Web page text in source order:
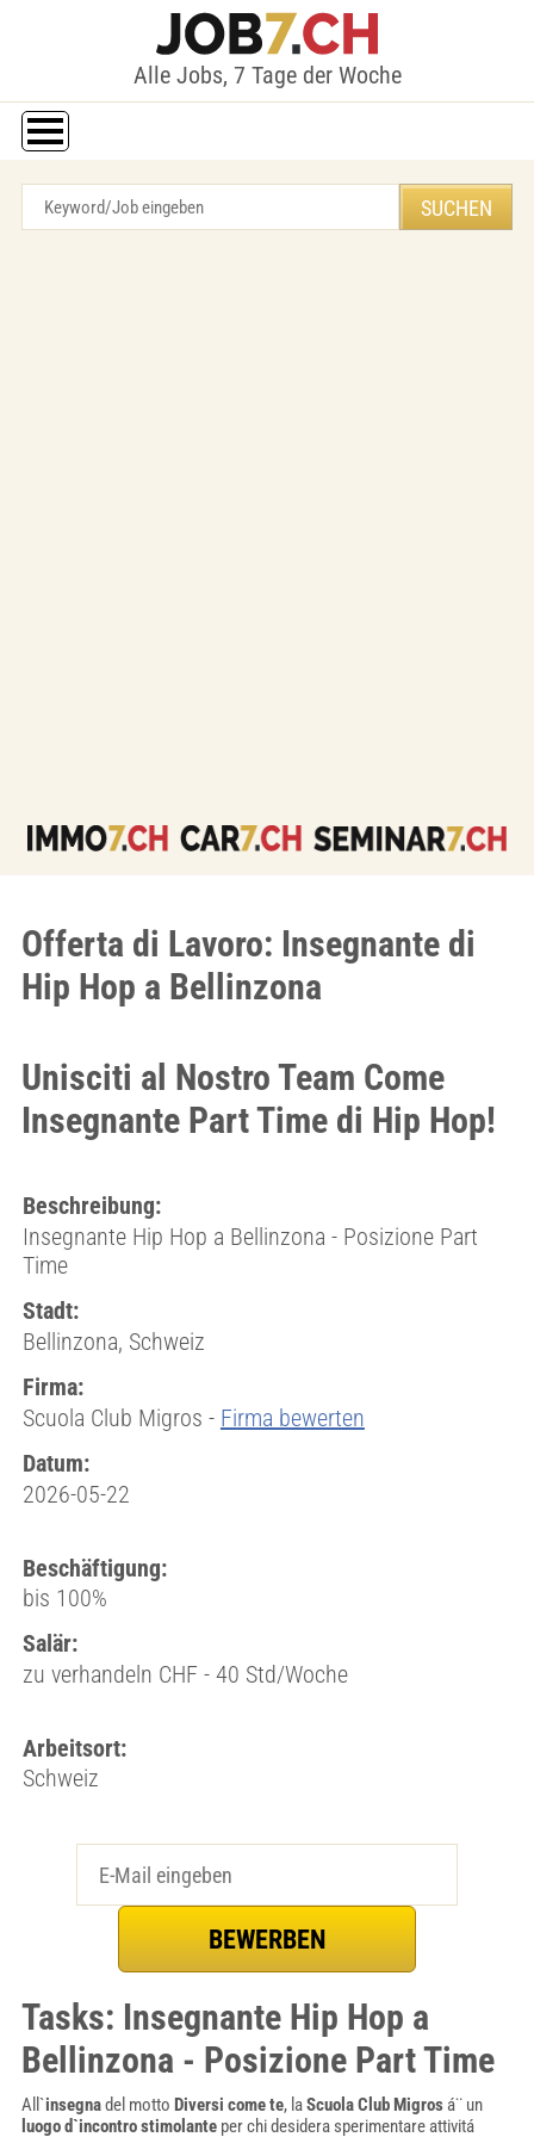
Alle Jobs, 7 Tage der Woche
Offerta di Lavoro: Insegnante di
Hip Hop a Bellinzona
Unisciti al Nostro Team Come
Insegnante Part Time di Hip Hop!
Beschreibung:
Insegnante Hip Hop a Bellinzona - Posizione Part
Time
Stadt:
Bellinzona, Schweiz
Firma:
Scuola Club Migros - Firma bewerten
Datum:
2026-05-22
Beschäftigung:
bis 100%
Salär:
zu verhandeln CHF - 40 Std/Woche
Arbeitsort:
Schweiz
Tasks: Insegnante Hip Hop a
Bellinzona - Posizione Part Time
All`insegnadel motto Diversi come te, laScuola Club Migrosá¨ un
luogo d`incontro stimolanteper chi desidera sperimentare attivitá